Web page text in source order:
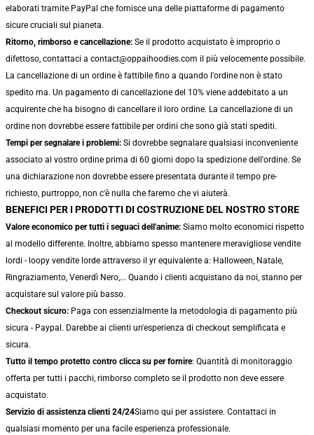
elaborati tramite PayPal che fornisce una delle piattaforme di pagamento
sicure cruciali sul pianeta.
Ritorno, rimborso e cancellazione: Se il prodotto acquistato è improprio o
difettoso, contattaci a contact@oppaihoodies.com il più velocemente possibile.
La cancellazione di un ordine è fattibile fino a quando l'ordine non è stato
spedito ma. Un pagamento di cancellazione del 10% viene addebitato a un
acquirente che ha bisogno di cancellare il loro ordine. La cancellazione di un
ordine non dovrebbe essere fattibile per ordini che sono già stati spediti.
Tempi per segnalare i problemi: Si dovrebbe segnalare qualsiasi inconveniente
associato al vostro ordine prima di 60 giorni dopo la spedizione dell'ordine. Se
una dichiarazione non dovrebbe essere presentata durante il tempo pre-
richiesto, purtroppo, non c'è nulla che faremo che vi aiuterà.
BENEFICI PER I PRODOTTI DI COSTRUZIONE DEL NOSTRO STORE
Valore economico per tutti i seguaci dell'anime: Siamo molto economici rispetto
al modello differente. Inoltre, abbiamo spesso mantenere meravigliose vendite
lordi - loopy vendite lorde attraverso il yr equivalente a: Halloween, Natale,
Ringraziamento, Venerdì Nero,... Quando i clienti acquistano da noi, stanno per
acquistare sul valore più basso.
Checkout sicuro: Paga con essenzialmente la metodologia di pagamento più
sicura - Paypal. Darebbe ai clienti un'esperienza di checkout semplificata e
sicura.
Tutto il tempo protetto contro clicca su per fornire: Quantità di monitoraggio
offerta per tutti i pacchi, rimborso completo se il prodotto non deve essere
acquistato.
Servizio di assistenza clienti 24/24Siamo qui per assistere. Contattaci in
qualsiasi momento per una facile esperienza professionale.